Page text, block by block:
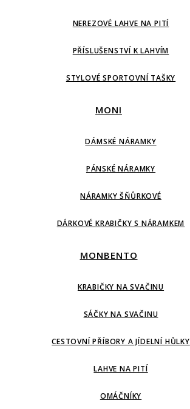
NEREZOVÉ LAHVE NA PITÍ
PŘÍSLUŠENSTVÍ K LAHVÍM
STYLOVÉ SPORTOVNÍ TAŠKY
MONI
DÁMSKÉ NÁRAMKY
PÁNSKÉ NÁRAMKY
NÁRAMKY ŠŇŮRKOVÉ
DÁRKOVÉ KRABIČKY S NÁRAMKEM
MONBENTO
KRABIČKY NA SVAČINU
SÁČKY NA SVAČINU
CESTOVNÍ PŘÍBORY A JÍDELNÍ HŮLKY
LAHVE NA PITÍ
OMÁČNÍKY